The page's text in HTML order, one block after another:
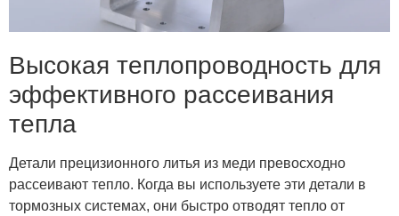
Высокая теплопроводность для
эффективного рассеивания
тепла
Детали прецизионного литья из меди превосходно
рассеивают тепло. Когда вы используете эти детали в
тормозных системах, они быстро отводят тепло от